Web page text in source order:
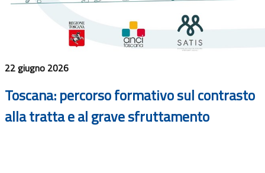
22 giugno 2026
Toscana: percorso formativo sul contrasto
alla tratta e al grave sfruttamento